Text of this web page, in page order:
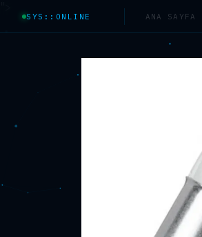
SYS::ONLINE ANA SAYFA